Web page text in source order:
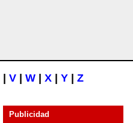
V W X Y Z
Publicidad